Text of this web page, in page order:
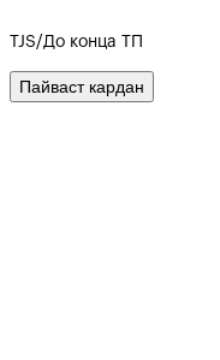
TJS/До конца ТП
Пайваст кардан